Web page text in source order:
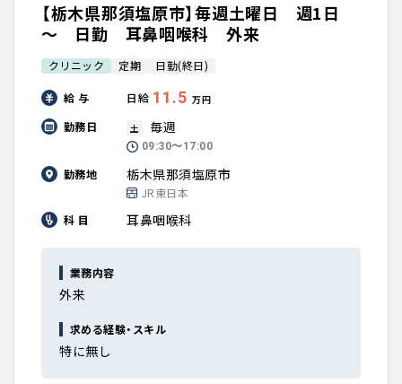
【栃木県那須塩原市】毎週土曜日 週1日
～ 日勤 耳鼻咽喉科 外来
クリニック 定期 日勤(終日)
給 与 日給 11.5 万円
勤務日 土 毎週
09:30〜17:00
勤務地 栃木県那須塩原市
JR東日本
科 目
耳鼻咽喉科
業務内容
外来
求める経験・スキル
特に無し